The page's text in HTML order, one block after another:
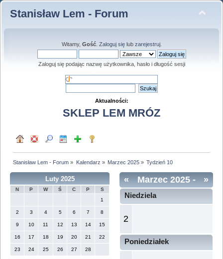
Stanisław Lem - Forum
Witamy, Gość. Zaloguj sięlub zarejestruj.
Zaloguj się podając nazwę użytkownika, hasło i długość sesji
Aktualności:
SKLEP LEM MRÓZ
Stanisław Lem - Forum » Kalendarz » Marzec 2025» Tydzień 10
Luty 2025
N P W Ś C P
S
1
2 3 4 5 6 7 8
9 10 11 12 13 14 15
16 17 18 19 20 21 22
23 24 25 26 27 28
« »
Marzec 2025-
Tydzień 10
Niedziela
2
Poniedziałek